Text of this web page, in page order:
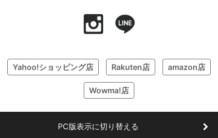
Yahoo!ショッピング店 Rakuten店 amazon店
Wowma!店
PC版表示に切り替える